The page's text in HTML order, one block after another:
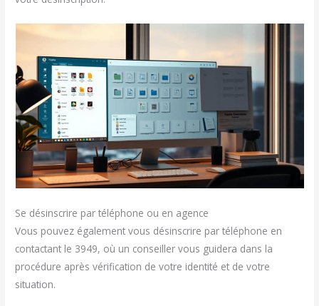
Se désinscrire par téléphone ou en agence
Vous pouvez également vous désinscrire par téléphone en
contactant le 3949, où un conseiller vous guidera dans la
procédure après vérification de votre identité et de votre
situation.